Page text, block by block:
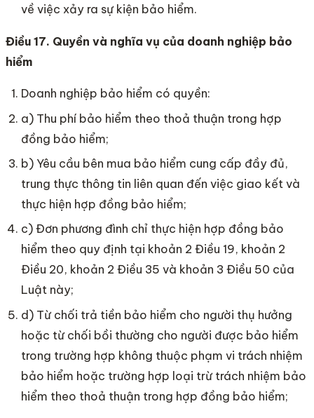
về việc xảy ra sự kiện bảo hiểm.
Điều 17. Quyền và nghĩa vụ của doanh nghiệp bảo
hiểm
Doanh nghiệp bảo hiểm có quyền:
a) Thu phí bảo hiểm theo thoả thuận trong hợp
đồng bảo hiểm;
b) Yêu cầu bên mua bảo hiểm cung cấp đầy đủ,
trung thực thông tin liên quan đến việc giao kết và
thực hiện hợp đồng bảo hiểm;
c) Đơn phương đình chỉ thực hiện hợp đồng bảo
hiểm theo quy định tại khoản 2 Điều 19, khoản 2
Điều 20, khoản 2 Điều 35 và khoản 3 Điều 50 của
Luật này;
d) Từ chối trả tiền bảo hiểm cho người thụ hưởng
hoặc từ chối bồi thường cho người được bảo hiểm
trong trường hợp không thuộc phạm vi trách nhiệm
bảo hiểm hoặc trường hợp loại trừ trách nhiệm bảo
hiểm theo thoả thuận trong hợp đồng bảo hiểm;